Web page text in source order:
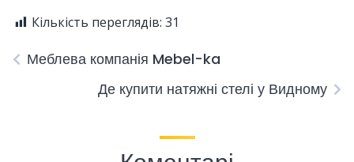
Кількість переглядів: 31
Меблева компанія Mebel-ka
Де купити натяжні стелі у Видному